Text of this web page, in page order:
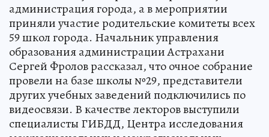
администрация города, а в мероприятии
приняли участие родительские комитеты всех
59 школ города. Начальник управления
образования администрации Астрахани
Сергей Фролов рассказал, что очное собрание
провели на базе школы №29, представители
других учебных заведений подключились по
видеосвязи. В качестве лекторов выступили
специалисты ГИБДД, Центра исследования